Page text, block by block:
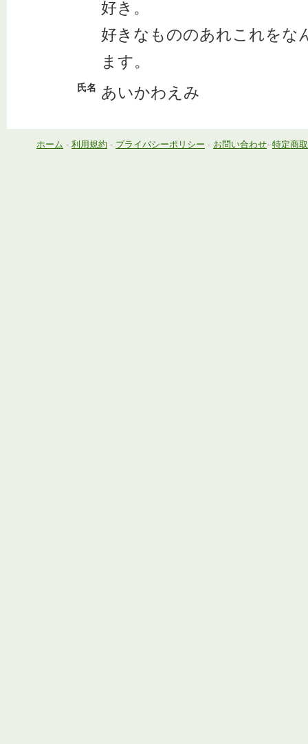
好き。
好きなもののあれこれをな
ます。
氏名 あいかわえみ
ホーム - 利用規約 - プライバシーポリシー - お問い合わせ- 特定商